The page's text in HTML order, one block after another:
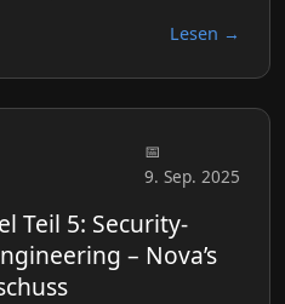
Lesen →
9. Sep. 2025
Teil 5: Security-
– Nova’s